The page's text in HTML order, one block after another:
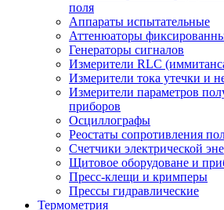
поля
Аппараты испытательные
Аттенюаторы
Генераторы сигналов
Измерители RLC
Измерители тока утечки и
Измерители параметров
приборов
Осциллографы
Реостаты сопротивления
Счетчики электрической
Щитовое оборудоване и
Пресс-клещи и кримперы
Прессы гидравлические
Термометрия